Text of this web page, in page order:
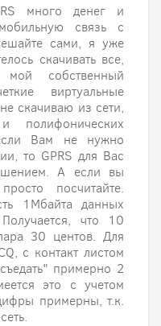
много денег и
связь с
сами, я уже
скачивать все,
собственный
виртуальные
скачиваю из сети,
полифонических
Вам не нужно
то GPRS для Вас
А если вы
посчитайте.
1Мбайта данных
что 10
30 центов. Для
с контакт листом
примерно 2
это с учетом
примерны, т.к.